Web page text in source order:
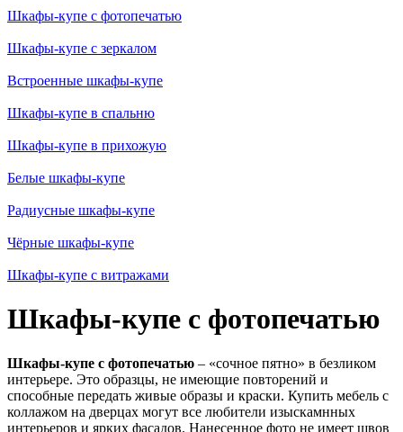
Шкафы-купе с фотопечатью
Шкафы-купе с зеркалом
Встроенные шкафы-купе
Шкафы-купе в спальню
Шкафы-купе в прихожую
Белые шкафы-купе
Радиусные шкафы-купе
Чёрные шкафы-купе
Шкафы-купе с витражами
Шкафы-купе с фотопечатью
Шкафы-купе с фотопечатью – «сочное пятно» в безликом
интерьере. Это образцы, не имеющие повторений и
способные передать живые образы и краски. Купить мебель с
коллажом на дверцах могут все любители изыскамнных
интерьеров и ярких фасадов. Нанесенное фото не имеет швов